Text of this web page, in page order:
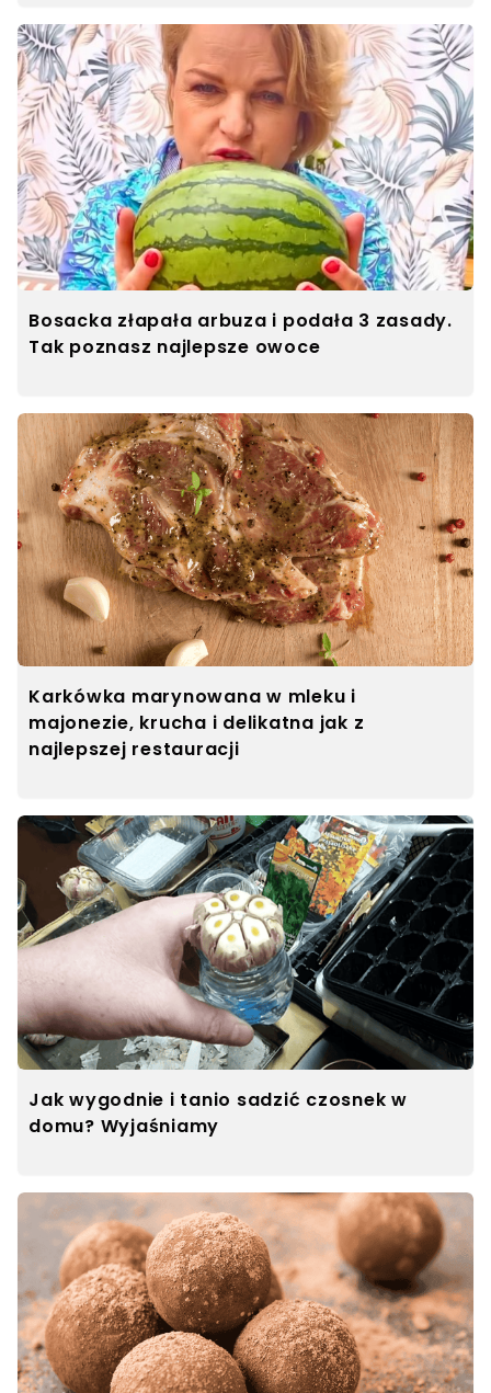
Bosacka złapała arbuza i podała 3 zasady.
Tak poznasz najlepsze owoce
Karkówka marynowana w mleku i
majonezie, krucha i delikatna jak z
najlepszej restauracji
Jak wygodnie i tanio sadzić czosnek w
domu? Wyjaśniamy